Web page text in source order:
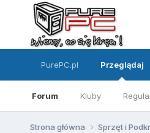
PurePC.pl Przeglądaj
Forum Kluby
Strona główna Sprzęt i